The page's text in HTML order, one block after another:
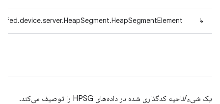
↳
یک شیء/ناحیه کدگذاری شده در داده‌های HPSG را توصیف می‌کند.